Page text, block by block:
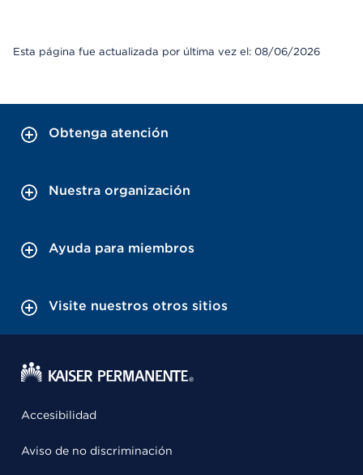
Esta página fue actualizada por última vez el: 08/06/2026
Obtenga atención
Nuestra organización
Ayuda para miembros
Visite nuestros otros sitios
Accesibilidad
Aviso de no discriminación